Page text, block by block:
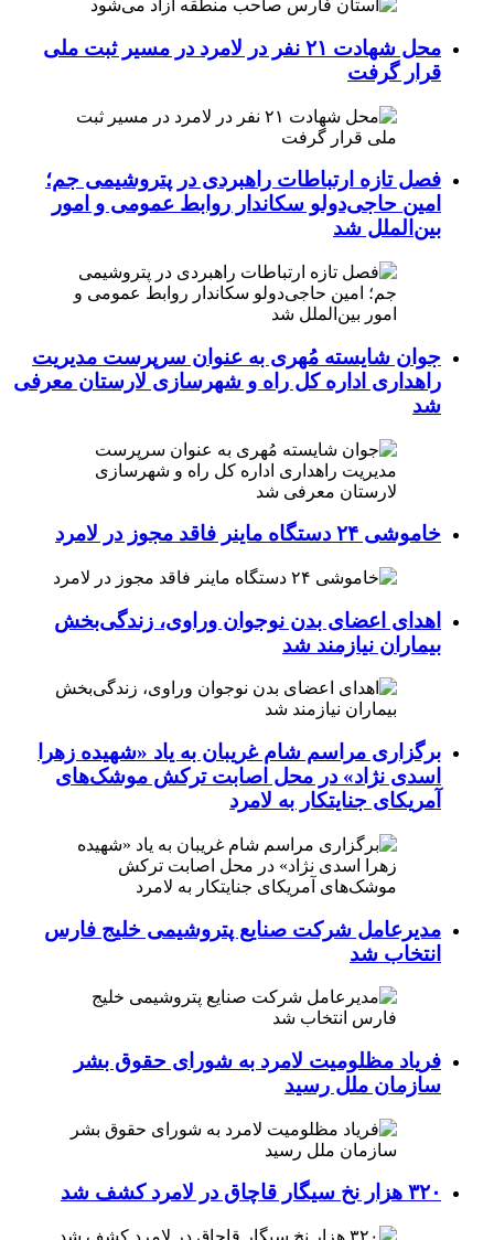
محل شهادت ۲۱ نفر در لامرد در مسیر ثبت ملی
قرار گرفت
فصل تازه ارتباطات راهبردی در پتروشیمی جم؛
امین حاجی‌دولو سکاندار روابط عمومی و امور
بین‌الملل شد
جوان شایسته مُهری به عنوان سرپرست مدیریت
راهداری اداره کل راه و شهرسازی لارستان معرفی
شد
خاموشی ۲۴ دستگاه ماینر فاقد مجوز در لامرد
اهدای اعضای بدن نوجوان وراوی، زندگی‌بخش
بیماران نیازمند شد
برگزاری مراسم شام غریبان به یاد «شهیده زهرا
اسدی نژاد» در محل اصابت ترکش موشک‌های
آمریکای جنایتکار به لامرد
مدیرعامل شرکت صنایع پتروشیمی خلیج فارس
انتخاب شد
فریاد مظلومیت لامرد به شورای حقوق بشر
سازمان ملل رسید
۳۲۰ هزار نخ سیگار قاچاق در لامرد کشف شد